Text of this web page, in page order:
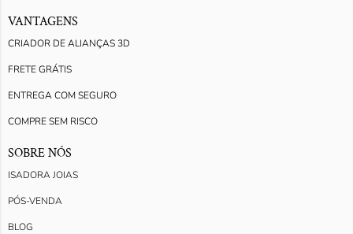
VANTAGENS
CRIADOR DE ALIANÇAS 3D
FRETE GRÁTIS
ENTREGA COM SEGURO
COMPRE SEM RISCO
SOBRE NÓS
ISADORA JOIAS
PÓS-VENDA
BLOG